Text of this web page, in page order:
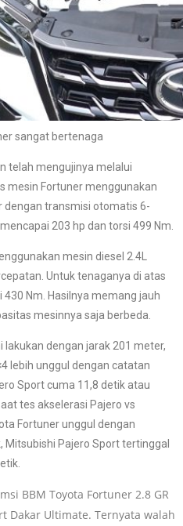
sangat bertenaga
telah mengujinya melalui
mesin Fortuner menggunakan
dengan transmisi otomatis 6-
203 hp dan torsi 499 Nm.
mesin diesel 2.4L
Untuk tenaganya di atas
Nm. Hasilnya memang jauh
mesinnya saja berbeda.
dengan jarak 201 meter,
lebih unggul dengan catatan
Sport cuma 11,8 detik atau
tes akselerasi Pajero vs
Fortuner unggul dengan
Pajero Sport tertinggal
BBM Toyota Fortuner 2.8 GR
Dakar Ultimate. Ternyata walah